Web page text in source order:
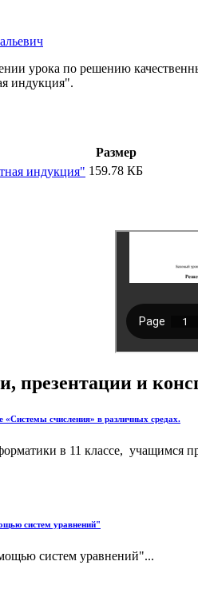
урока по решению
индукция".
Размер
индукция" 159.78 КБ
презентации и
«Системы счисления» в различных средах.
в 11 классе, учащимся
систем уравнений"
систем уравнений"...